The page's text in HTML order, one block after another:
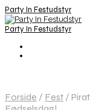
Party In Festudstyr
Party In Festudstyr
Forside / Fest /